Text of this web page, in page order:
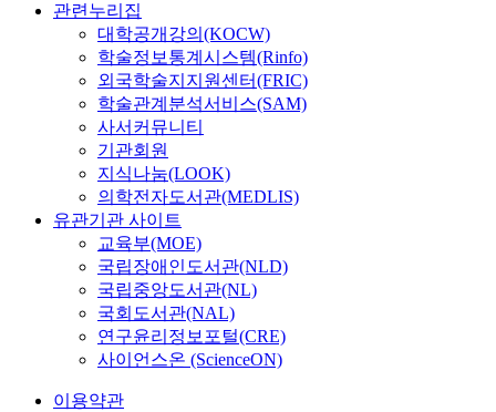
관련누리집
대학공개강의(KOCW)
학술정보통계시스템(Rinfo)
외국학술지지원센터(FRIC)
학술관계분석서비스(SAM)
사서커뮤니티
기관회원
지식나눔(LOOK)
의학전자도서관(MEDLIS)
유관기관 사이트
교육부(MOE)
국립장애인도서관(NLD)
국립중앙도서관(NL)
국회도서관(NAL)
연구윤리정보포털(CRE)
사이언스온 (ScienceON)
이용약관